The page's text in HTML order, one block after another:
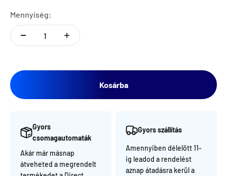
Mennyiség:
Kosárba
Gyors
csomagautomaták
Akár már másnap
átveheted a megrendelt
Gyors szállítás
Amennyiben délelött 11-
ig leadod a rendelést
aznap átadásra kerül a